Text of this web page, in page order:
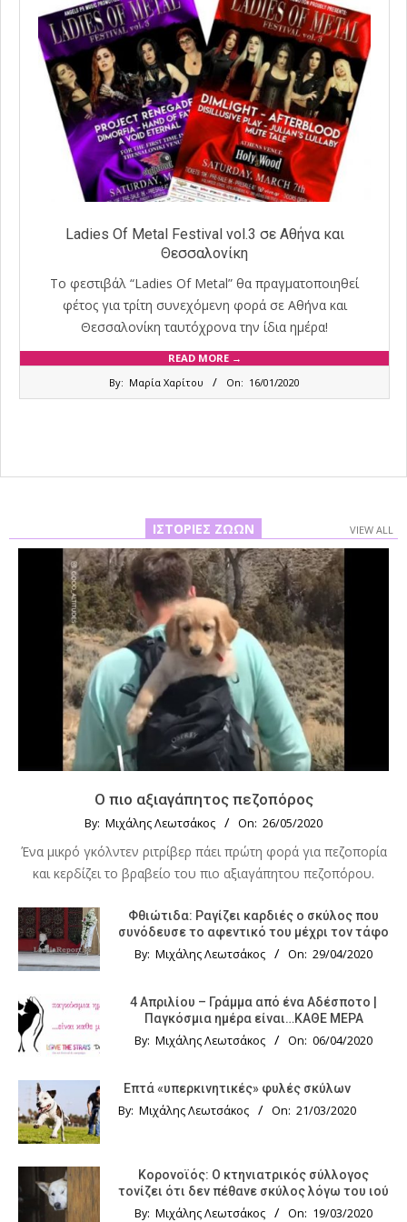
Ladies Of Metal Festival vol.3 σε Αθήνα και
Θεσσαλονίκη
Το φεστιβάλ “Ladies Of Metal” θα πραγματοποιηθεί
φέτος για τρίτη συνεχόμενη φορά σε Αθήνα και
Θεσσαλονίκη ταυτόχρονα την ίδια ημέρα!
READ MORE →
By: Μαρία Χαρίτου On: 16/01/2020
ΙΣΤΟΡΊΕΣ ΖΏΩΝ VIEW ALL
Ο πιο αξιαγάπητος πεζοπόρος
By: Μιχάλης Λεωτσάκος On: 26/05/2020
Ένα μικρό γκόλντεν ριτρίβερ πάει πρώτη φορά για πεζοπορία
και κερδίζει το βραβείο του πιο αξιαγάπητου πεζοπόρου.
Φθιώτιδα: Ραγίζει καρδιές ο σκύλος που
συνόδευσε το αφεντικό του μέχρι τον τάφο
By: Μιχάλης Λεωτσάκος On: 29/04/2020
4 Απριλίου – Γράμμα από ένα Αδέσποτο |
Παγκόσμια ημέρα είναι…ΚΑΘΕ ΜΕΡΑ
By: Μιχάλης Λεωτσάκος On: 06/04/2020
Επτά «υπερκινητικές» φυλές σκύλων
By: Μιχάλης Λεωτσάκος On: 21/03/2020
Κορονοϊός: Ο κτηνιατρικός σύλλογος
τονίζει ότι δεν πέθανε σκύλος λόγω του ιού
By: Μιχάλης Λεωτσάκος On: 19/03/2020